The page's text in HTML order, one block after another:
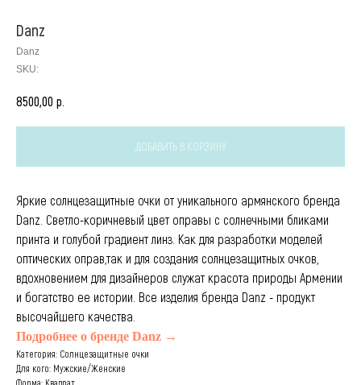
Danz
Danz
SKU:
8500,00 р.
ДОБАВИТЬ В КОРЗИНУ
Яркие солнцезащитные очки от уникального армянского бренда
Danz. Светло-коричневый цвет оправы с солнечными бликами
принта и голубой градиент линз. Как для разработки моделей
оптических оправ,так и для создания солнцезащитных очков,
вдохновением для дизайнеров служат красота природы Армении
и богатство ее истории. Все изделия бренда Danz - продукт
высочайшего качества.
Подробнее о бренде Danz →
Категория: Солнцезащитные очки
Для кого: Мужские/Женские
Форма: Квадрат